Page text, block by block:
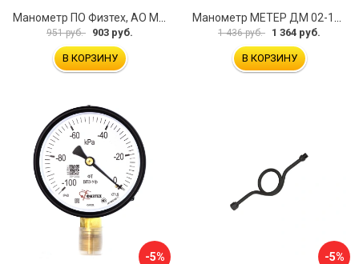
951 руб. 903 руб.
В КОРЗИНУ
1 436 руб. 1 364 руб.
В КОРЗИНУ
-5% -5%